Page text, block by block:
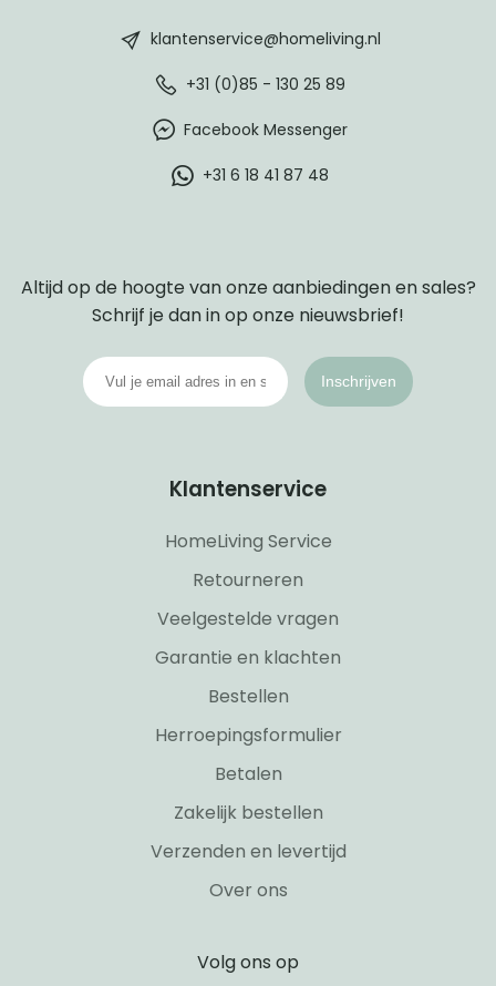
klantenservice@homeliving.nl
+31 (0)85 - 130 25 89
Facebook Messenger
+31 6 18 41 87 48
Altijd op de hoogte van onze aanbiedingen en sales?
Schrijf je dan in op onze nieuwsbrief!
Inschrijven
Klantenservice
HomeLiving Service
Retourneren
Veelgestelde vragen
Garantie en klachten
Bestellen
Herroepingsformulier
Betalen
Zakelijk bestellen
Verzenden en levertijd
Over ons
Volg ons op